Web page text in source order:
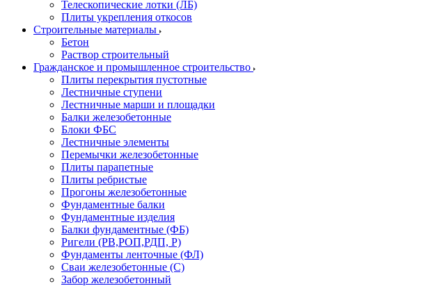
Телескопические лотки (ЛБ)
Плиты укрепления откосов
Строительные материалы
Бетон
Раствор строительный
Гражданское и промышленное строительство
Плиты перекрытия пустотные
Лестничные ступени
Лестничные марши и площадки
Балки железобетонные
Блоки ФБС
Лестничные элементы
Перемычки железобетонные
Плиты парапетные
Плиты ребристые
Прогоны железобетонные
Фундаментные балки
Фундаментные изделия
Балки фундаментные (ФБ)
Ригели (РВ,РОП,РДП, Р)
Фундаменты ленточные (ФЛ)
Сваи железобетонные (С)
Забор железобетонный